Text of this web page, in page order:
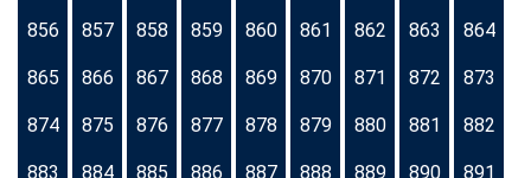
856 857 858 859 860 861 862 863 864
865 866 867 868 869 870 871 872 873
874 875 876 877 878 879 880 881 882
883 884 885 886 887 888 889 890 891